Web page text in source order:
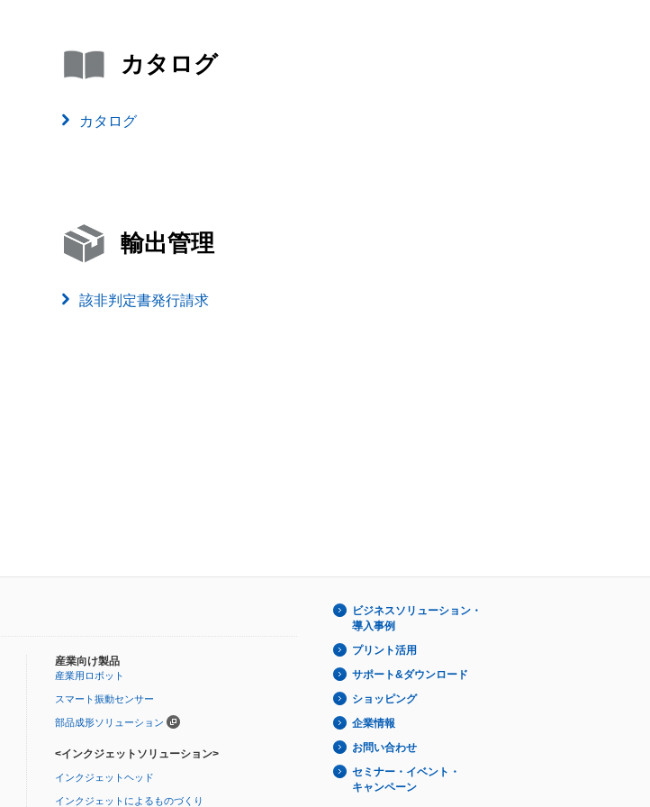
カタログ
カタログ
輸出管理
該非判定書発行請求
産業向け製品
産業用ロボット
スマート振動センサー
部品成形ソリューション
<インクジェットソリューション>
インクジェットヘッド
インクジェットによるものづくり
ビジネスソリューション・
導入事例
プリント活用
サポート&ダウンロード
ショッピング
企業情報
お問い合わせ
セミナー・イベント・
キャンペーン